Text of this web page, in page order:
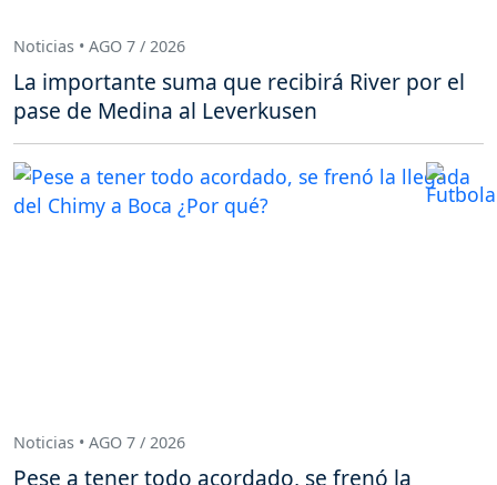
Noticias • AGO 7 / 2026
La importante suma que recibirá River por el
pase de Medina al Leverkusen
Noticias • AGO 7 / 2026
Pese a tener todo acordado, se frenó la